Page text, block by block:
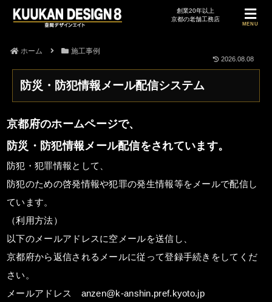
ホーム 施工事例
防災・防犯情報メール配信システム
2026.08.08
京都府のホームページで、
防災・防犯情報メール配信をされています。
防犯・犯罪情報として、
防犯のための啓発情報や犯罪の発生情報等をメールで配信し
ています。
（利用方法）
以下のメールアドレスに空メールを送信し、
京都府から返信されるメールに従って登録手続きをしてくだ
さい。
メールアドレス anzen@k-anshin.pref.kyoto.jp
MENU